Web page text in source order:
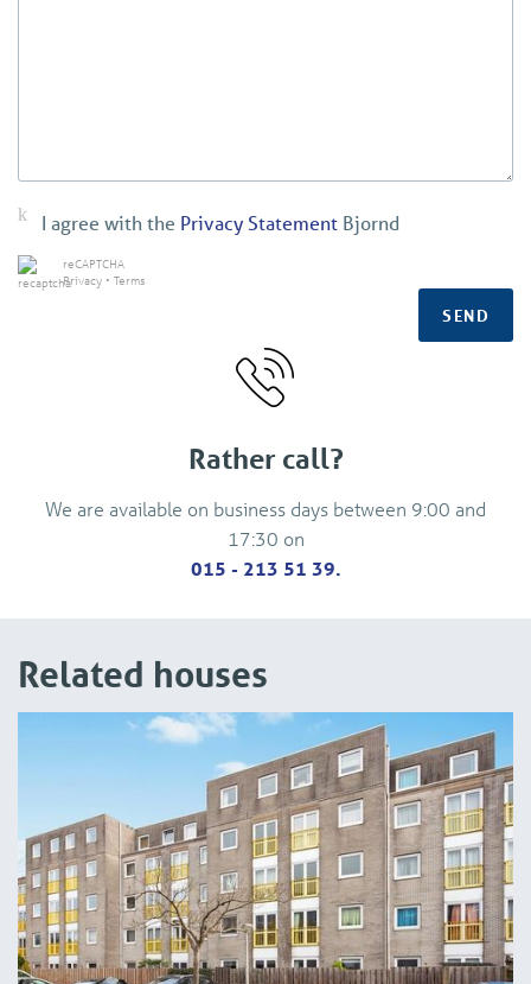
I agree with the Privacy Statement Bjornd
reCAPTCHA
Privacy • Terms
SEND
Rather call?
We are available on business days between 9:00 and
17:30 on
015 - 213 51 39.
Related houses